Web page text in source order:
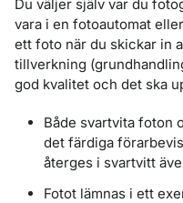
Du väljer själv var du
vara i en fotoautomat
ett foto när du skickar in
tillverkning
god kvalitet och det ska
Både svartvita foton
det färdiga
återges i svartvitt
Fotot lämnas i ett